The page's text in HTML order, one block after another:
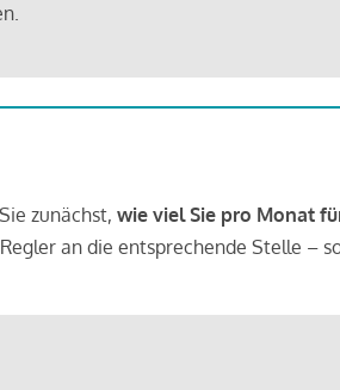
zunächst, wie viel Sie pro Monat
an die entsprechende Stelle –